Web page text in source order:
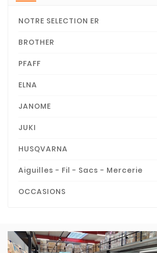
NOTRE SELECTION ER
BROTHER
PFAFF
ELNA
JANOME
JUKI
HUSQVARNA
Aiguilles - Fil - Sacs - Mercerie
OCCASIONS